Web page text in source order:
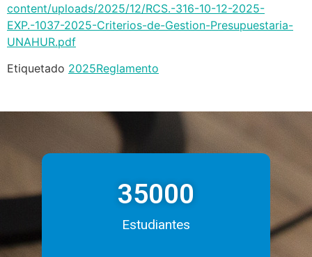
content/uploads/2025/12/RCS.-316-10-12-2025-
EXP.-1037-2025-Criterios-de-Gestion-Presupuestaria-
UNAHUR.pdf
Etiquetado 2025Reglamento
35000
Estudiantes